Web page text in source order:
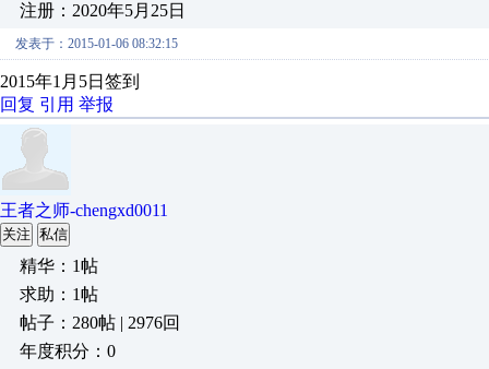
注册：2020年5月25日
发表于：2015-01-06 08:32:15
2015年1月5日签到
回复 引用 举报
王者之师-chengxd0011
关注 私信
精华：1帖
求助：1帖
帖子：280帖 | 2976回
年度积分：0